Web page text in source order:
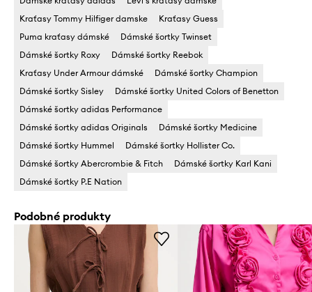
Kraťasy Tommy Hilfiger damske
Kraťasy Guess
Puma kraťasy dámské
Dámské šortky Twinset
Dámské šortky Roxy
Dámské šortky Reebok
Kraťasy Under Armour dámské
Dámské šortky Champion
Dámské šortky Sisley
Dámské šortky United Colors of Benetton
Dámské šortky adidas Performance
Dámské šortky adidas Originals
Dámské šortky Medicine
Dámské šortky Hummel
Dámské šortky Hollister Co.
Dámské šortky Abercrombie & Fitch
Dámské šortky Karl Kani
Dámské šortky P.E Nation
Podobné produkty